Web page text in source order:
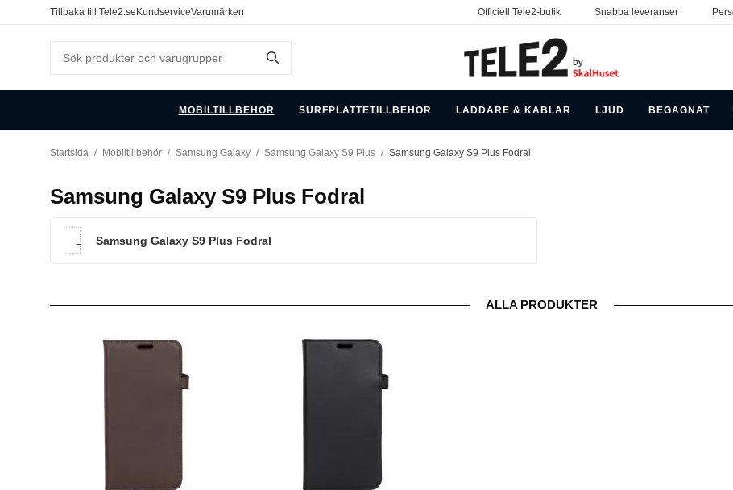
Tillbaka till Tele2.seKundserviceVarumärken Officiell Tele2-butik Snabba leveranser
MOBILTILLBEHÖR SURFPLATTETILLBEHÖR LADDARE & KABLAR LJUD BEGAGNAT
Startsida / Mobiltillbehör / Samsung Galaxy / Samsung Galaxy S9 Plus / Samsung Galaxy S9 Plus Fodral
Samsung Galaxy S9 Plus Fodral
Samsung Galaxy S9 Plus Fodral
ALLA PRODUKTER